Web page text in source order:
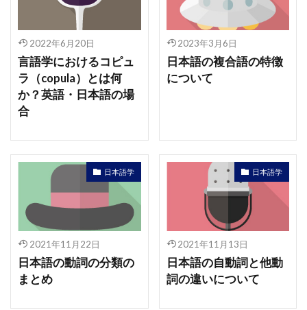
2022年6月20日
言語学におけるコピュ
ラ（copula）とは何
か？英語・日本語の場
合
2023年3月6日
日本語の複合語の特徴
について
日本語学
2021年11月22日
日本語の動詞の分類の
まとめ
日本語学
2021年11月13日
日本語の自動詞と他動
詞の違いについて